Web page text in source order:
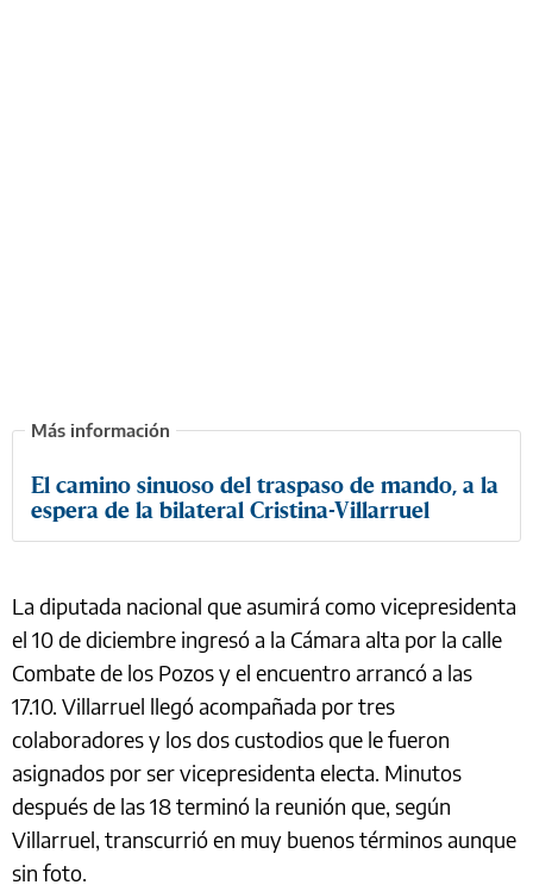
El camino sinuoso del traspaso de mando, a la
espera de la bilateral Cristina-Villarruel
La diputada nacional que asumirá como vicepresidenta
el 10 de diciembre ingresó a la Cámara alta por la calle
Combate de los Pozos y el encuentro arrancó a las
17.10. Villarruel llegó acompañada por tres
colaboradores y los dos custodios que le fueron
asignados por ser vicepresidenta electa. Minutos
después de las 18 terminó la reunión que, según
Villarruel, transcurrió en muy buenos términos aunque
sin foto.